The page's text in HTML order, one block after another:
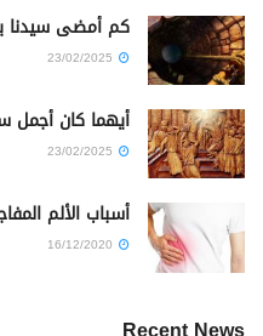
كم أمضى
أيهما كان أجمل
أسباب الألم